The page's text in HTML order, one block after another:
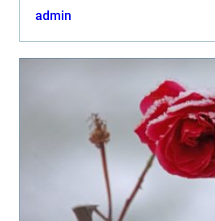
Västerås kan vara...
admin